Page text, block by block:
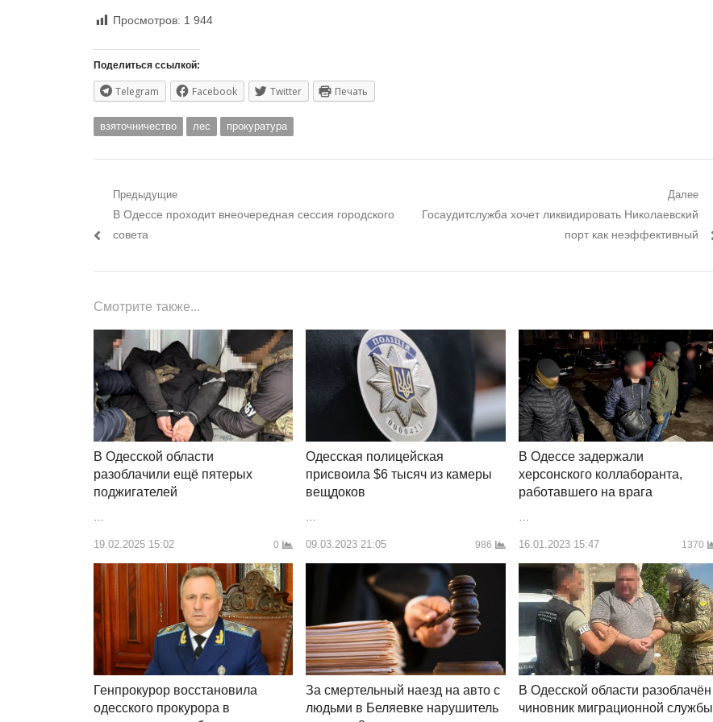
Просмотров: 1 944
Поделиться ссылкой:
Telegram Facebook Twitter Печать
взяточничество лес прокуратура
Навигация
по
Предыдущие
Предыдущий
пост:
В Одессе проходит внеочередная сессия городского
совета
Далее
Следующий
Госаудитслужба хочет ликвидировать Николаевский
порт как неэффективный
Смотрите также...
В Одесской области
разоблачили ещё пятерых
поджигателей
…
19.02.2025 15:02 0
Одесская полицейская
присвоила $6 тысяч из камеры
вещдоков
…
09.03.2023 21:05 986
В Одессе задержали
херсонского коллаборанта,
работавшего на врага
…
16.01.2023 15:47 1370
Генпрокурор восстановила
одесского прокурора в
За смертельный наезд на авто с
людьми в Беляевке нарушитель
В Одесской области разоблачён
чиновник миграционной службы